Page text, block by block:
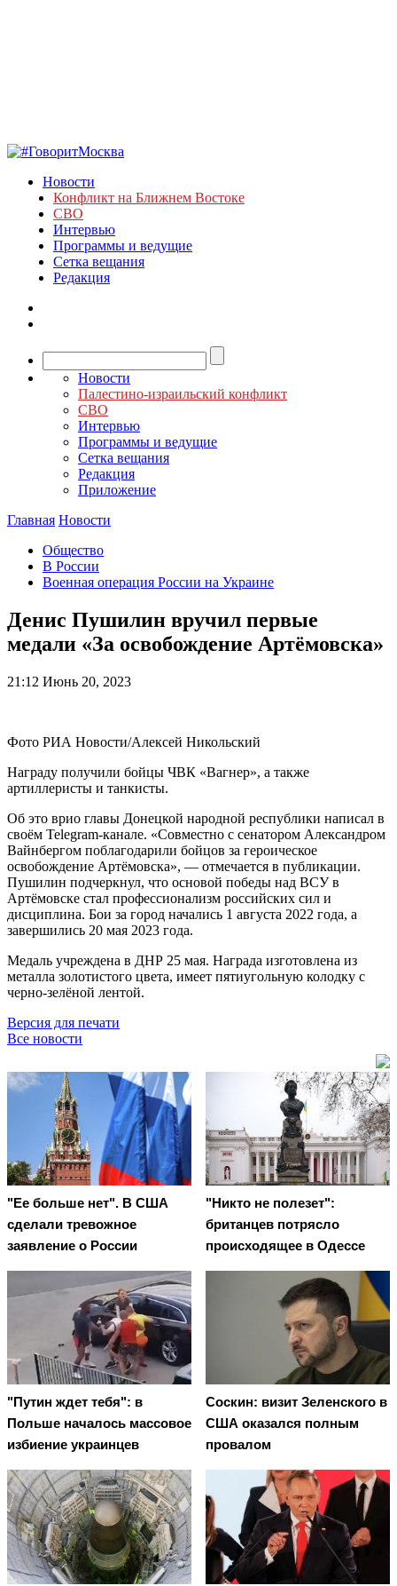
Новости
Конфликт на Ближнем Востоке
СВО
Интервью
Программы и ведущие
Сетка вещания
Редакция
Новости
Палестино-израильский конфликт
СВО
Интервью
Программы и ведущие
Сетка вещания
Редакция
Приложение
Главная Новости
Общество
В России
Военная операция России на Украине
Денис Пушилин вручил первые
медали «За освобождение Артёмовска»
21:12 Июнь 20, 2023
Фото РИА Новости/Алексей Никольский
Награду получили бойцы ЧВК «Вагнер», а также
артиллеристы и танкисты.
Об это врио главы Донецкой народной республики написал в
своём Telegram-канале. «Совместно с сенатором Александром
Вайнбергом поблагодарили бойцов за героическое
освобождение Артёмовска», — отмечается в публикации.
Пушилин подчеркнул, что основой победы над ВСУ в
Артёмовске стал профессионализм российских сил и
дисциплина. Бои за город начались 1 августа 2022 года, а
завершились 20 мая 2023 года.
Медаль учреждена в ДНР 25 мая. Награда изготовлена из
металла золотистого цвета, имеет пятиугольную колодку с
черно-зелёной лентой.
Версия для печати
Все новости
"Ее больше нет". В США
сделали тревожное
заявление о России
"Никто не полезет":
британцев потрясло
происходящее в Одессе
"Путин ждет тебя": в
Польше началось массовое
избиение украинцев
Соскин: визит Зеленского в
США оказался полным
провалом